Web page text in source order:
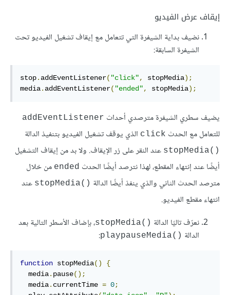
إيقاف عرض الفيديو
نضيف بداية الشيفرة التي تتعامل مع إيقاف تشغيل الفيديو تحت
الشيفرة السابقة:
stop. addEventListener( "click", stopMedia);
media. addEventListener( "ended", stopMedia);
يضيف سطري الشيفرة مترصدي أحداث addEventListener
للتعامل مع الحدث click الذي يوقف تشغيل الفيديو بتنفيذ الدالة
()stopMedia
عند النقر على زر اﻹيقاف. ولا بد من إيقاف التشغيل
أيضًا عند إنتهاء المقطع، لهذا نترصد أيضًا الحدث ended من خلال
مترصد الحدث الثاني والذي ينفذ أيضًا الدالة ()stopMedia
عند
انتهاء مقطع الفيديو.
نعرّف تاليًا الدالة ()stopMedia
، بإضاف اﻷسطر التالية بعد
الدالة ()playpauseMedia
:
function stopMedia()
{
  media
. pause();
  media
. currentTime = 0;